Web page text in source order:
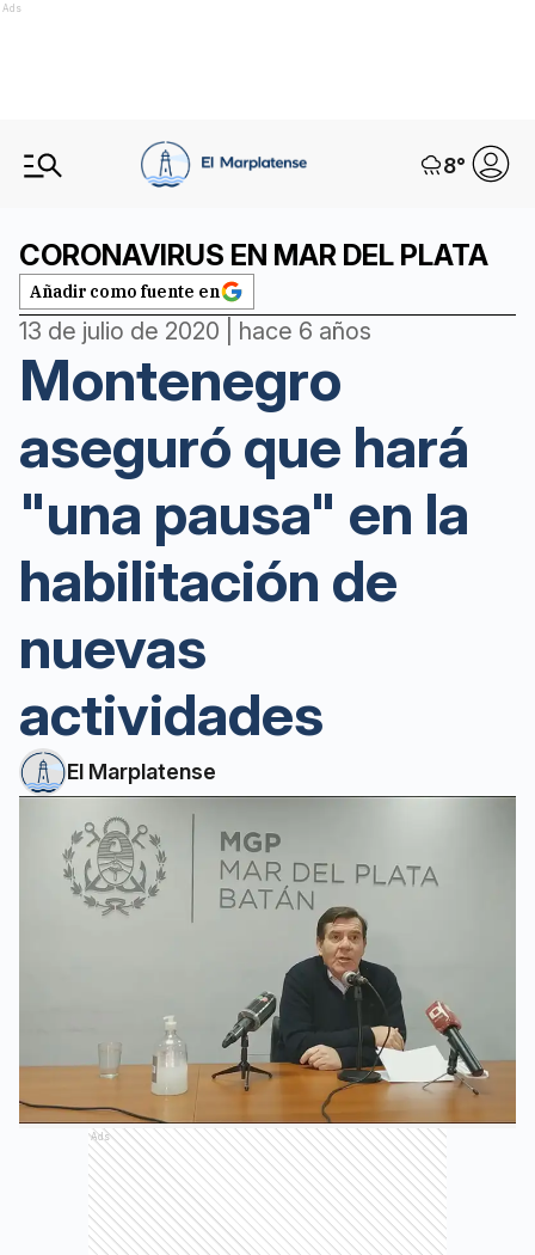
Ads
8°
CORONAVIRUS EN MAR DEL PLATA
Añadir como fuente en
13 de julio de 2020 | hace 6 años
Montenegro
aseguró que hará
"una pausa" en la
habilitación de
nuevas
actividades
El Marplatense
Ads